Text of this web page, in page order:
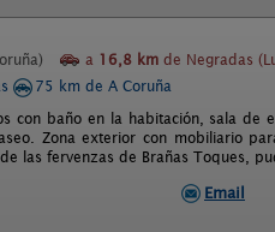
a 16,8 km de Negradas
75 km de A Coruña
con baño en la habitación, sala de
Zona exterior con mobiliario
las fervenzas de Brañas Toques,
Email